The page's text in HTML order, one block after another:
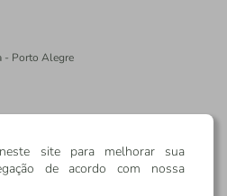
- Porto Alegre
site para melhorar sua
de acordo com nossa